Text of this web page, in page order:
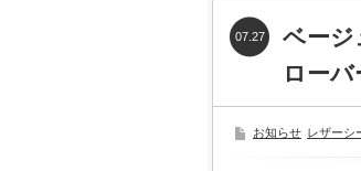
ベージ
ローバ
07.27
お知らせ レザーシ